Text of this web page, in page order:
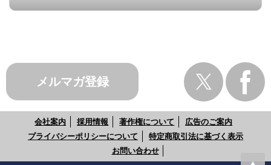
メルマガ登録
会社案内 採用情報 著作権について
広告のご案内
プライバシーポリシーについて
特定商取引法に基づく表示
お問い合わせ